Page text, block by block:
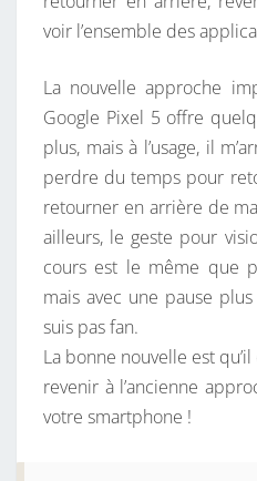
V
I
T
I
voir l’ensemble des
La nouvelle approche
Google Pixel 5 offre
plus, mais à l’usage, il
perdre du temps pour
retourner en arrière de
ailleurs, le geste pour
cours est le même que
mais avec une pause
suis pas fan.
La bonne nouvelle est
revenir à l’ancienne
votre smartphone !